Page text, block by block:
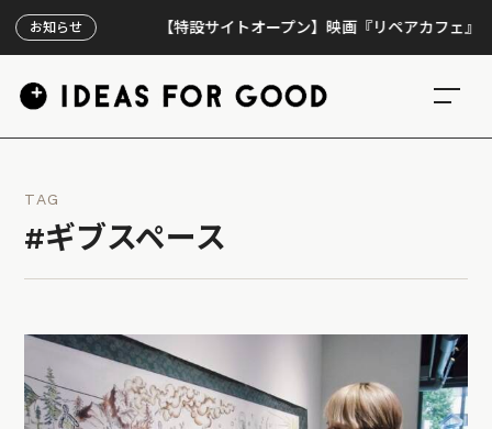
お知らせ 【特設サイトオープン】映画『リペアカフェ』、上映
TAG
#ギブスペース